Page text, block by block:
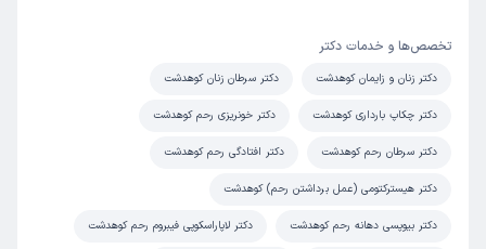
تخصص‌ها و خدمات دکتر
دکتر زنان و زایمان کوهدشت دکتر سرطان زنان کوهدشت
دکتر چکاپ بارداری کوهدشت دکتر خونریزی رحم کوهدشت
دکتر سرطان رحم کوهدشت دکتر افتادگی رحم کوهدشت
دکتر هیسترکتومی (عمل برداشتن رحم) کوهدشت
دکتر بیوپسی دهانه رحم کوهدشت دکتر لاپاراسکوپی فیبروم رحم کوهدشت